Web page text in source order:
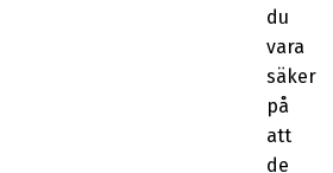
du
vara
säker
på
att
de